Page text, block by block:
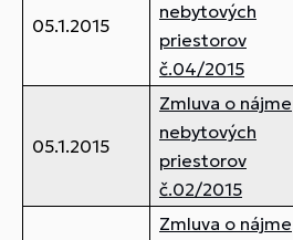
05.1.2015
nebytových
priestorov
č.04/2015
05.1.2015
Zmluva o nájme
nebytových
priestorov
č.02/2015
Zmluva o nájme